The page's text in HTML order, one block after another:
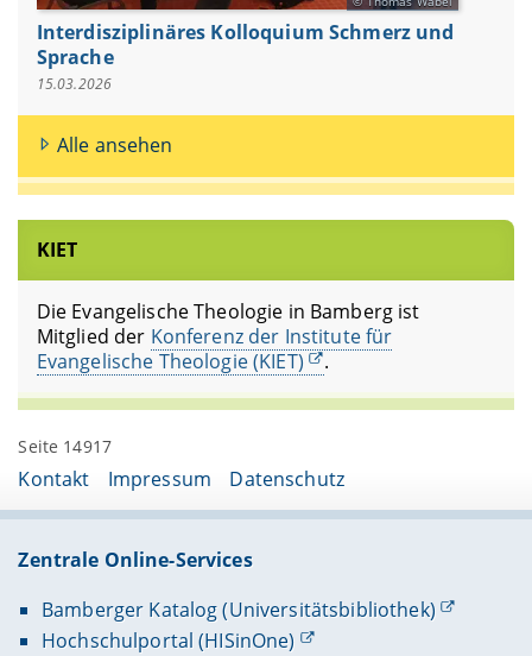
Interdisziplinäres Kolloquium Schmerz und
Sprache
15.03.2026
Alle ansehen
KIET
Die Evangelische Theologie in Bamberg ist
Mitglied der Konferenz der Institute für
Evangelische Theologie (KIET)
.
Seite 14917
Kontakt Impressum Datenschutz
Zentrale Online-Services
Bamberger Katalog (Universitätsbibliothek)
Hochschulportal (HISinOne)